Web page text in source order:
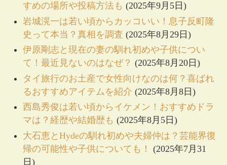
すめの場所や投稿方法も (2025年9月5日)
岩城滉一は若い頃からカッコいい！息子反町隆
史って本当？真相を調査 (2025年8月29日)
伊原剛志と現在の妻の馴れ初めや子供につい
て！最近見ないのはなぜ？ (2025年8月20日)
タイ旅行のお土産で女性向けなのは何？喜ばれ
るおすすめアイテムを紹介 (2025年8月8日)
西島秀俊は若い頃からイケメン！おすすめドラ
マは？経歴や結婚歴も (2025年8月5日)
大石恵とHydeの馴れ初めや夫婦仲は？芸能界復
帰の可能性や子供についても！
(2025年7月31
日)